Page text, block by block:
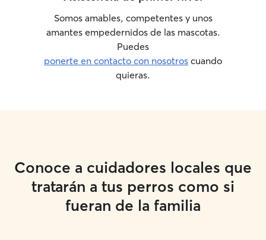
Somos amables, competentes y unos
amantes empedernidos de las mascotas.
Puedes
ponerte en contacto con nosotros cuando
quieras.
Conoce a cuidadores locales que
tratarán a tus perros como si
fueran de la familia